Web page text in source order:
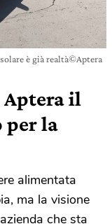
solare è già realtà©Aptera
Aptera il
per la
alimentata
ma la visione
che sta